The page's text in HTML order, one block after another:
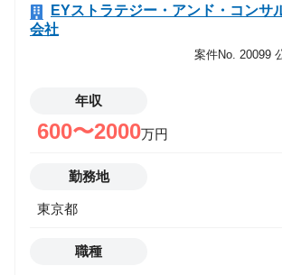
EYストラテジー・アンド・コンサ
会社
案件No. 20099
年収
600〜2000万円
勤務地
東京都
職種